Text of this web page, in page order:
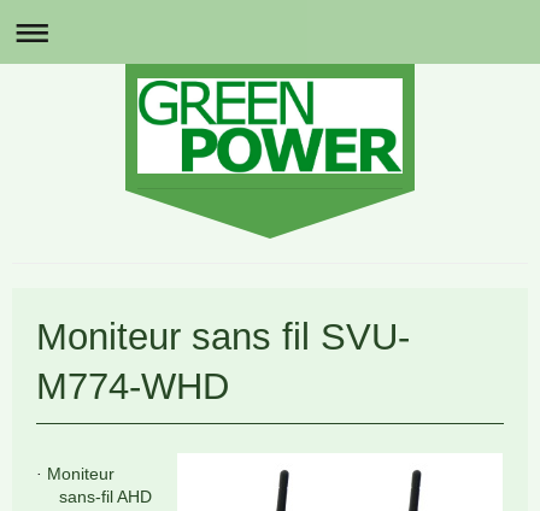
Moniteur sans fil SVU-
M774-WHD
· Moniteur
sans-fil AHD